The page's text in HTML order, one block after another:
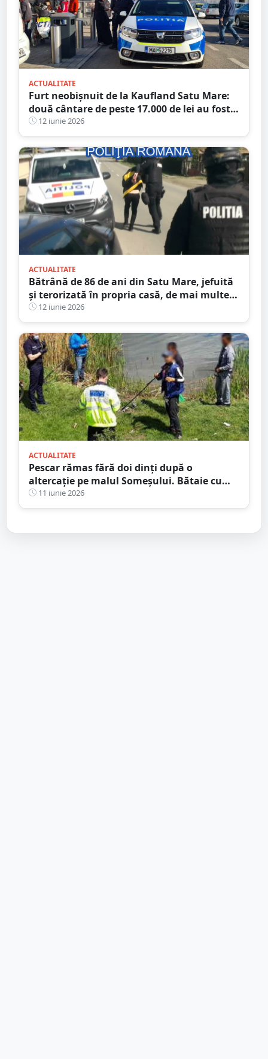
ACTUALITATE
Furt neobișnuit de la Kaufland Satu Mare:
două cântare de peste 17.000 de lei au fost
găsite după ce hoțul a încercat să le
„activeze”
12 iunie 2026
ACTUALITATE
Bătrână de 86 de ani din Satu Mare, jefuită
și terorizată în propria casă, de mai multe
ori. A murit înainte să i se facă dreptate
12 iunie 2026
ACTUALITATE
Pescar rămas fără doi dinți după o
altercație pe malul Someșului. Bătaie cu
niște petrecăreți din barcă
11 iunie 2026